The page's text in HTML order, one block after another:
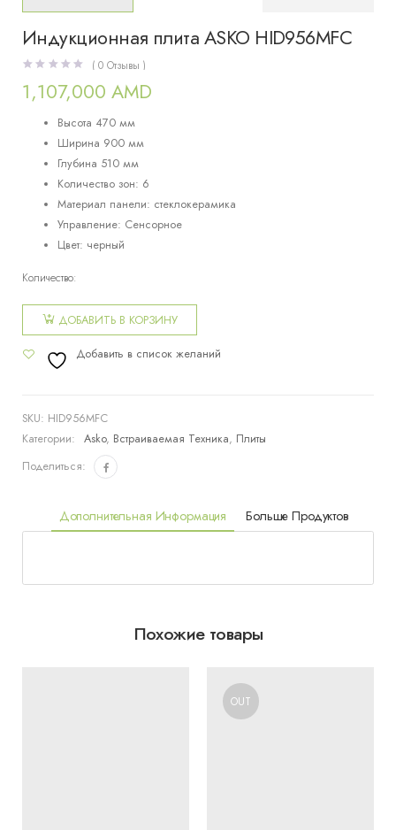
Индукционная плита ASKO HID956MFC
(0 Отзывы )
1,107,000 AMD
Высота 470 мм
Ширина 900 мм
Глубина 510 мм
Количество зон: 6
Материал панели: стеклокерамика
Управление: Сенсорное
Цвет: черный
Количество:
товара
Индукционная
плита
ДОБАВИТЬ В КОРЗИНУ
Добавить в список желаний
SKU: HID956MFC
Категории:
Asko, Встраиваемая Техника, Плиты
Поделиться:
Дополнительная Информация Больше Продуктов
Похожие товары
OUT